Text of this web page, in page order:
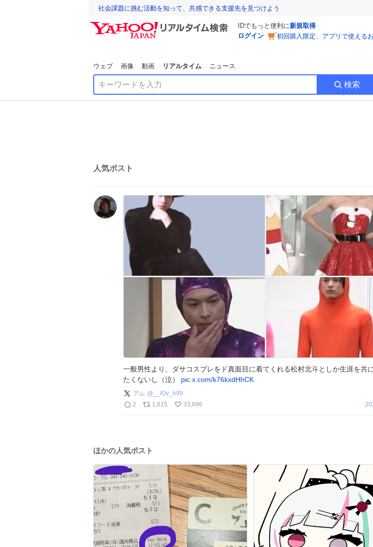
社会課題に挑む活動を知って、共感できる支援先を見つけよう
IDでもっと便利に新規取得
ログイン
初回購入限定、アプリで使える
ウェブ 画像 動画 リアルタイム ニュース
検索
人気ポスト
一般男性より、ダサコスプレをド真面目に着てくれる松村北斗としか生涯を共
たくないし（泣） pic.x.com/k76kxdHhCK
アム @ __lOv_h99
2
1,615 33,896
ほかの人気ポスト